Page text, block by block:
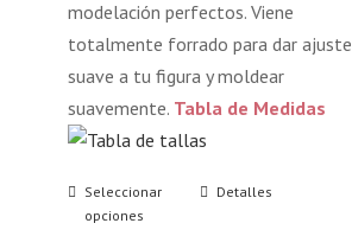
modelación perfectos. Viene
totalmente forrado para dar ajuste
suave a tu figura y moldear
suavemente. Tabla de Medidas
Seleccionar
opciones
Detalles